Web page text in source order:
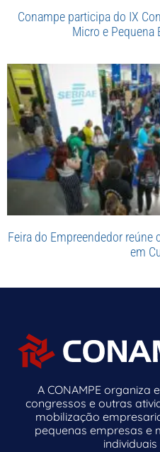
Conampe participa do IX
Micro e Pequena
Feira do Empreendedor reúne
em
A CONAMPE organiza
congressos e outras
mobilização
pequenas empresas e